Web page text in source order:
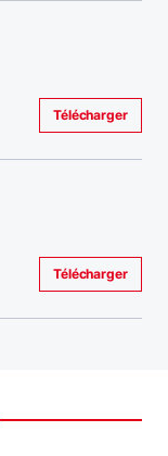
Télécharger
Télécharger